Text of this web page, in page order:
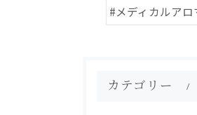
#メディカルアロ
カテゴリー